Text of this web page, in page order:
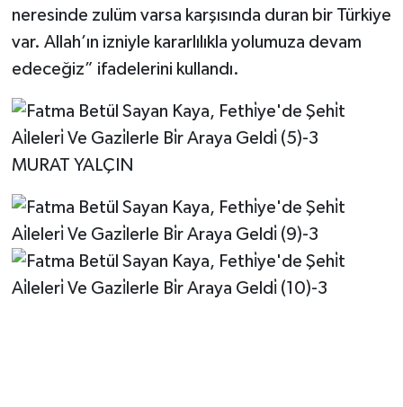
neresinde zulüm varsa karşısında duran bir Türkiye
var. Allah’ın izniyle kararlılıkla yolumuza devam
edeceğiz” ifadelerini kullandı.
MURAT YALÇIN